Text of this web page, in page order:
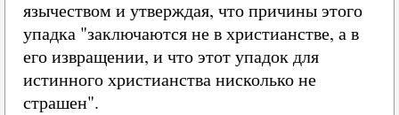
язычеством и утверждая, что причины этого
упадка "заключаются не в христианстве, а в
его извращении, и что этот упадок для
истинного христианства нисколько не
страшен".